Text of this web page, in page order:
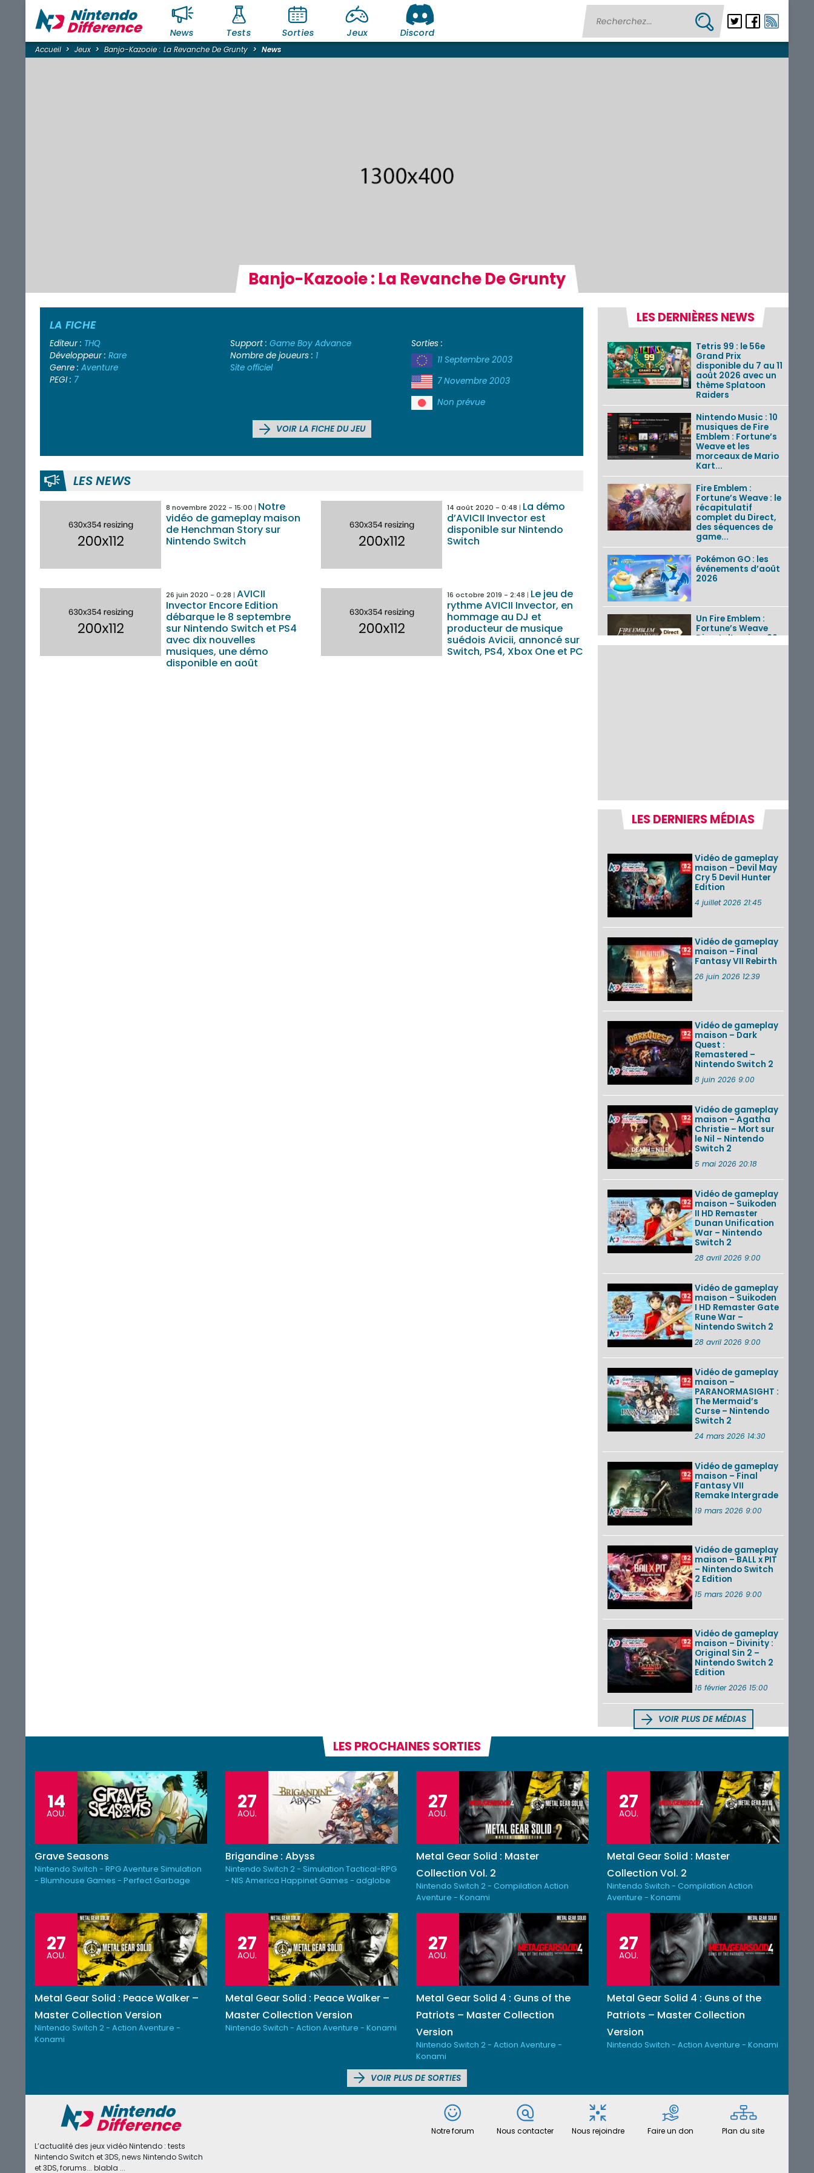
News Tests Sorties Jeux Discord
Accueil Jeux Banjo-Kazooie : La Revanche De Grunty News
Banjo-Kazooie : La Revanche De Grunty
LA FICHE
Editeur : THQ
Développeur : Rare
Genre : Aventure
PEGI : 7
Support :Game Boy Advance
Nombre de joueurs : 1
Site officiel
Sorties :
11 Septembre 2003
7 Novembre 2003
Non prévue
VOIR LA FICHE DU JEU
LES NEWS
8 novembre 2022 - 15:00
Notre
vidéo de gameplay maison
de Henchman Story sur
Nintendo Switch
14 août 2020 - 0:48
La démo
d’AVICII Invector est
disponible sur Nintendo
Switch
26 juin 2020 - 0:28
AVICII
Invector Encore Edition
débarque le 8 septembre
sur Nintendo Switch et PS4
avec dix nouvelles
musiques, une démo
disponible en août
16 octobre 2019 - 2:48
Le jeu de
rythme AVICII Invector, en
hommage au DJ et
producteur de musique
suédois Avicii, annoncé sur
Switch, PS4, Xbox One et PC
LES DERNIÈRES NEWS
Tetris 99 : le 56e
Grand Prix
disponible du 7 au 11
août 2026 avec un
thème Splatoon
Raiders
Nintendo Music : 10
musiques de Fire
Emblem : Fortune’s
Weave et les
morceaux de Mario
Kart...
Fire Emblem :
Fortune’s Weave : le
récapitulatif
complet du Direct,
des séquences de
game...
Pokémon GO : les
événements d’août
2026
Un Fire Emblem :
Fortune’s Weave
Direct d’environ 20
minutes diffusé le 4
décembre ...
Nintendo Music :
des musiques de
morceaux du mode
Balade de ...
Les éditions
physiques de Tomb
Switch 2 en version
amé...
Splatoon 3 : le
festival Summer
Nights de retour du
VOIR PLUS DE NEWS
LES DERNIERS MÉDIAS
Vidéo de gameplay
maison – Devil May
Cry 5 Devil Hunter
Edition
4 juillet 2026 21:45
Vidéo de gameplay
maison – Final
Fantasy VII Rebirth
26 juin 2026 12:39
Vidéo de gameplay
maison – Dark
Quest :
Remastered –
Nintendo Switch 2
8 juin 2026 9:00
Vidéo de gameplay
maison – Agatha
Christie – Mort sur
le Nil – Nintendo
Switch 2
5 mai 2026 20:18
Vidéo de gameplay
maison – Suikoden
II HD Remaster
Dunan Unification
War – Nintendo
Switch 2
28 avril 2026 9:00
Vidéo de gameplay
maison – Suikoden
I HD Remaster Gate
Rune War –
Nintendo Switch 2
28 avril 2026 9:00
Vidéo de gameplay
maison –
PARANORMASIGHT :
The Mermaid’s
Curse – Nintendo
Switch 2
24 mars 2026 14:30
Vidéo de gameplay
maison – Final
Fantasy VII
Remake Intergrade
19 mars 2026 9:00
Vidéo de gameplay
maison – BALL x PIT
– Nintendo Switch
2 Edition
15 mars 2026 9:00
Vidéo de gameplay
maison – Divinity :
Original Sin 2 –
Nintendo Switch 2
Edition
16 février 2026 15:00
VOIR PLUS DE MÉDIAS
LES PROCHAINES SORTIES
14
AOU.
Grave Seasons
Nintendo Switch - RPG Aventure Simulation
- Blumhouse Games - Perfect Garbage
27
AOU.
Brigandine : Abyss
Nintendo Switch 2 - Simulation Tactical-RPG
- NIS America Happinet Games - adglobe
27
AOU.
Metal Gear Solid : Master
Collection Vol. 2
Nintendo Switch 2 - Compilation Action
Aventure - Konami
27
AOU.
Metal Gear Solid : Master
Collection Vol. 2
Nintendo Switch - Compilation Action
Aventure - Konami
27
AOU.
Metal Gear Solid : Peace Walker –
Master Collection Version
Nintendo Switch 2 - Action Aventure -
Konami
27
AOU.
Metal Gear Solid : Peace Walker –
Master Collection Version
Nintendo Switch - Action Aventure - Konami
27
AOU.
Metal Gear Solid 4 : Guns of the
Patriots – Master Collection
Version
Nintendo Switch 2 - Action Aventure -
Konami
27
AOU.
Metal Gear Solid 4 : Guns of the
Patriots – Master Collection
Version
Nintendo Switch - Action Aventure - Konami
VOIR PLUS DE SORTIES
L’actualité des jeux vidéo Nintendo : tests
Nintendo Switch et 3DS, news Nintendo Switch
et 3DS, forums... blabla ...
Notre forum Nous contacter Nous rejoindre Faire un don Plan du site